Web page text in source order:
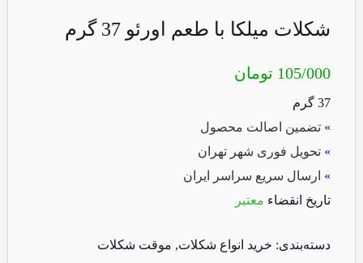
شکلات میلکا با طعم اورئو 37 گرم
105/000 تومان
37 گرم
» تضمین اصالت محصول
» تحویل فوری شهر تهران
» ارسال سریع سراسر ایران
تاریخ انقضاء معتبر
دسته‌بندی: خرید انواع شکلات, موقت شکلات